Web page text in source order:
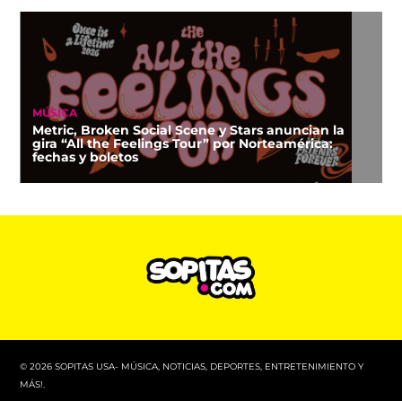
MÚSICA
Metric, Broken Social Scene y Stars anuncian la
gira “All the Feelings Tour” por Norteamérica:
fechas y boletos
© 2026 SOPITAS USA- MÚSICA, NOTICIAS, DEPORTES, ENTRETENIMIENTO Y
MÁS!.